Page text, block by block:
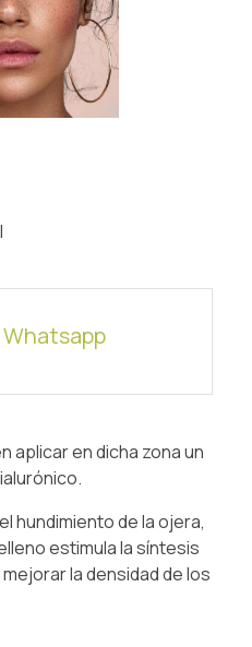
aplicar en dicha zona un
hundimiento de la ojera,
estimula la síntesis
la densidad de los